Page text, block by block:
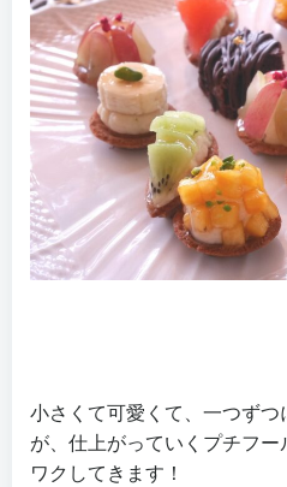
小さくて可愛くて、一つず
が、仕上がっていくプチフ
ワクしてきます！